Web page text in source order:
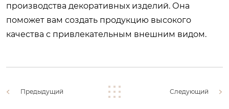
производства декоративных изделий. Она
поможет вам создать продукцию высокого
качества с привлекательным внешним видом.
Предыдущий Следующий